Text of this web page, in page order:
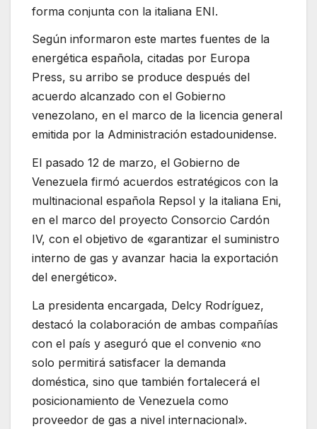
forma conjunta con la italiana ENI.
Según informaron este martes fuentes de la
energética española, citadas por Europa
Press, su arribo se produce después del
acuerdo alcanzado con el Gobierno
venezolano, en el marco de la licencia general
emitida por la Administración estadounidense.
El pasado 12 de marzo, el Gobierno de
Venezuela firmó acuerdos estratégicos con la
multinacional española Repsol y la italiana Eni,
en el marco del proyecto Consorcio Cardón
IV, con el objetivo de «garantizar el suministro
interno de gas y avanzar hacia la exportación
del energético».
La presidenta encargada, Delcy Rodríguez,
destacó la colaboración de ambas compañías
con el país y aseguró que el convenio «no
solo permitirá satisfacer la demanda
doméstica, sino que también fortalecerá el
posicionamiento de Venezuela como
proveedor de gas a nivel internacional».